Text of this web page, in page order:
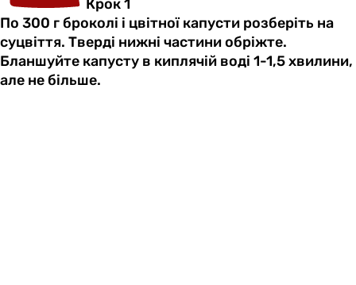
Крок 1
По 300 г броколі і цвітної капусти розберіть на
суцвіття. Тверді нижні частини обріжте.
Бланшуйте капусту в киплячій воді 1-1,5 хвилини,
але не більше.